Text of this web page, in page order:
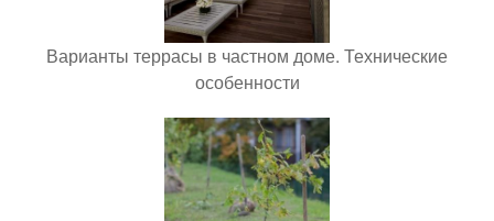
Варианты террасы в частном доме. Технические
особенности